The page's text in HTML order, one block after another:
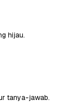
hijau.
tanya-jawab.